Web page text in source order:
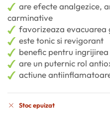
are efecte analgezice,
carminative
favorizeaza evacuarea
este tonic si revigorant
benefic pentru
are un puternic rol
actiune
Stoc epuizat